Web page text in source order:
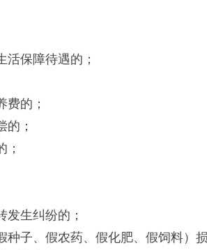
活保障待遇的；
费的；
的；
；
发生纠纷的；
种子、假农药、假化肥、假饲料）